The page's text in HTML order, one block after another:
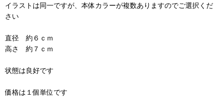
イラストは同一ですが、本体カラーが複数ありますのでご選択くだ
さい
直径 約６ｃｍ
高さ 約７ｃｍ
状態は良好です
価格は１個単位です